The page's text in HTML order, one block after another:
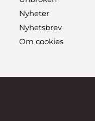
Nyheter
Nyhetsbrev
Om cookies